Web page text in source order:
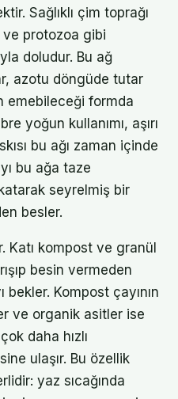
Sağlıklı çim toprağı
protozoa gibi
doludur. Bu ağ
azotu döngüde tutar
emebileceği formda
yoğun kullanımı, aşırı
bu ağı zaman içinde
bu ağa taze
seyrelmiş bir
besler.
Katı kompost ve granül
besin vermeden
Kompost çayının
ve organik asitler ise
daha hızlı
ulaşır. Bu özellik
yaz sıcağında